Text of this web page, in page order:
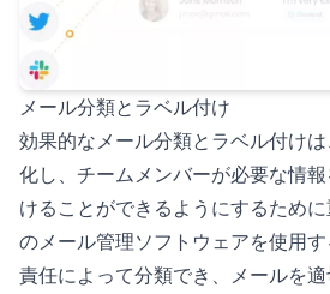
メール分類とラベル付け
効果的なメール分類とラベル付け
化し、チームメンバーが必要な情
けることができるようにするため
のメール管理ソフトウェアを使用
責任によって分類でき、メールを